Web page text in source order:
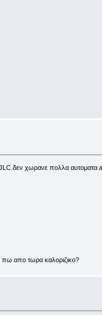
χωρανε πολλα αυτοματα
πω απο τωρα καλοριζικο?